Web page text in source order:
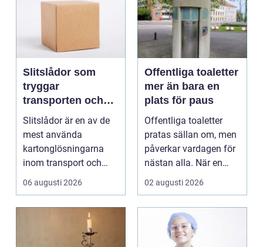
Slitslådor som
tryggar
transporten och
stärker varumärket
Slitslådor är en av de
mest använda
kartonglösningarna
inom transport och
logis...
06 augusti 2026
Offentliga toaletter
mer än bara en
plats för paus
Offentliga toaletter
pratas sällan om, men
påverkar vardagen för
nästan alla. När en
stad, park elle...
02 augusti 2026